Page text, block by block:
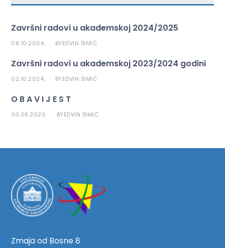
Završni radovi u akademskoj 2024/2025
08.10.2024. BYEDVIN ŠIMIĆ
Završni radovi u akademskoj 2023/2024 godini
02.10.2024. BYEDVIN ŠIMIĆ
O B A V I J E S T
30.08.2023. BYEDVIN ŠIMIĆ
Zmaja od Bosne 8